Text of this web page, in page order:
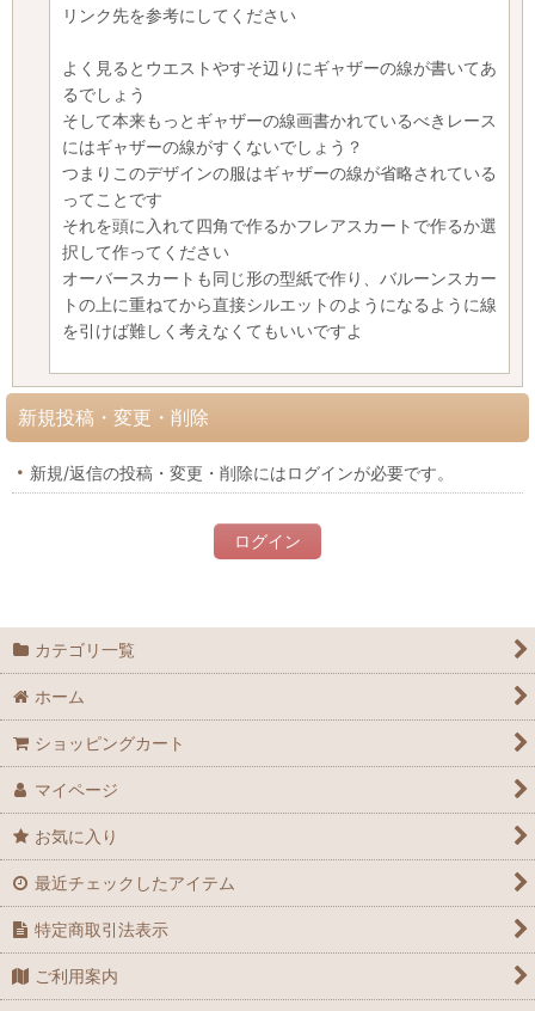
リンク先を参考にしてください
よく見るとウエストやすそ辺りにギャザーの線が書いてあ
るでしょう
そして本来もっとギャザーの線画書かれているべきレース
にはギャザーの線がすくないでしょう？
つまりこのデザインの服はギャザーの線が省略されている
ってことです
それを頭に入れて四角で作るかフレアスカートで作るか選
択して作ってください
オーバースカートも同じ形の型紙で作り、バルーンスカー
トの上に重ねてから直接シルエットのようになるように線
を引けば難しく考えなくてもいいですよ
新規投稿・変更・削除
新規/返信の投稿・変更・削除にはログインが必要です。
ログイン
カテゴリ一覧
ホーム
ショッピングカート
マイページ
お気に入り
最近チェックしたアイテム
特定商取引法表示
ご利用案内